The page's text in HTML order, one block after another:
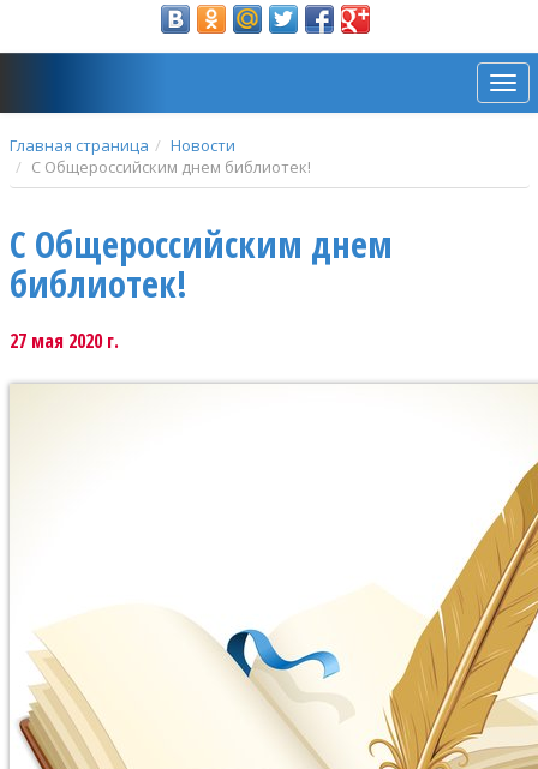
Главная страница
Новости
С Общероссийским днем библиотек!
С Общероссийским днем
библиотек!
27 мая 2020 г.